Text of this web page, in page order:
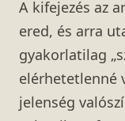
A kifejezés az
ered, és arra
gyakorlatilag
elérhetetlenné
jelenség